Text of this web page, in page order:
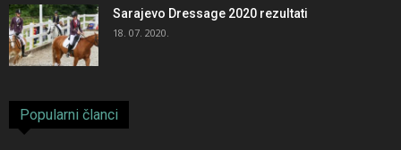
Sarajevo Dressage 2020 rezultati
18. 07. 2020.
Popularni članci